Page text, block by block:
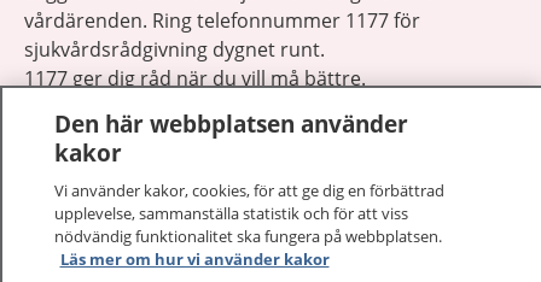
vårdärenden. Ring telefonnummer 1177 för
sjukvårdsrådgivning dygnet runt.
1177 ger dig råd när du vill må bättre.
1177 på flera språk
Den här webbplatsen använder
kakor
Vi använder kakor, cookies, för att ge dig en förbättrad
upplevelse, sammanställa statistik och för att viss
nödvändig funktionalitet ska fungera på webbplatsen.
Läs mer om hur vi använder kakor